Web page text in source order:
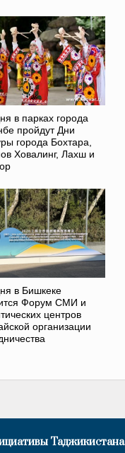
в парках города
пройдут Дни
города Бохтара,
Ховалинг, Лахш и
в Бишкеке
Форум СМИ и
центров
организации
Таджикистана